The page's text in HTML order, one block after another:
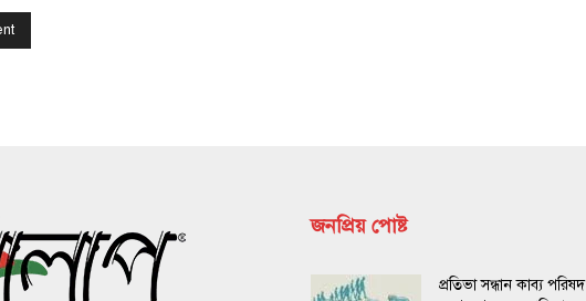
জনপ্রিয় পোষ্ট
প্রতিভা সন্ধান কাব্য পরিষদ